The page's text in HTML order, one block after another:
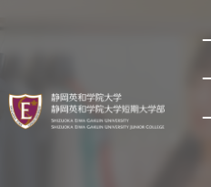
ファッション